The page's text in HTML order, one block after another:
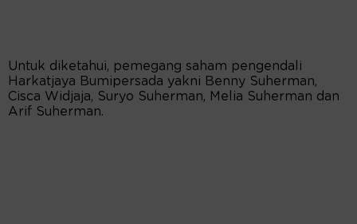
Untuk diketahui, pemegang saham pengendali
Harkatjaya Bumipersada yakni Benny Suherman,
Cisca Widjaja, Suryo Suherman, Melia Suherman dan
Arif Suherman.